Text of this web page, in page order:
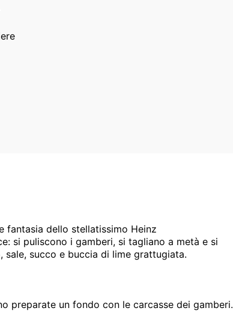
fantasia dello stellatissimo Heinz
si puliscono i gamberi, si tagliano a metà e si
sale, succo e buccia di lime grattugiata.
preparate un fondo con le carcasse dei gamberi.